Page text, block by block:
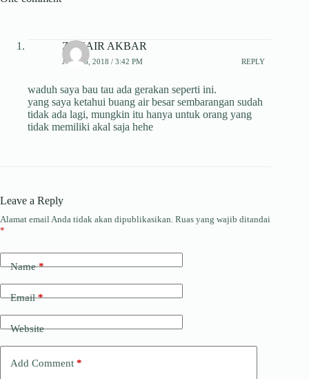
ZUHAIR AKBAR
JULI 26, 2018 / 3:42 PM REPLY
waduh saya bau tau ada gerakan seperti ini.
yang saya ketahui buang air besar sembarangan sudah
tidak ada lagi, mungkin itu hanya untuk orang yang
tidak memiliki akal saja hehe
Leave a Reply
Alamat email Anda tidak akan dipublikasikan. Ruas yang wajib ditandai
*
Name*
Email*
Website
Add Comment *